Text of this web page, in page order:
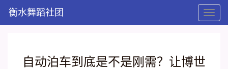
Toggle
衡水舞蹈社团
自动泊车到底是不是刚需？让博世